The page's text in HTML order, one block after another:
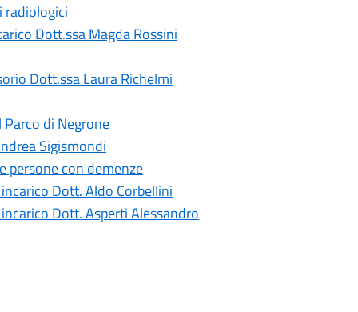
radiologici
Dott.ssa Magda Rossini
Dott.ssa Laura Richelmi
di Negrone
Sigismondi
persone con demenze
Dott. Aldo Corbellini
Dott. Asperti Alessandro